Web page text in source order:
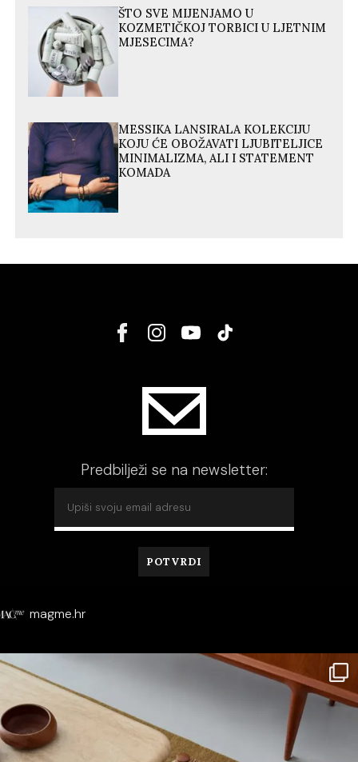
ŠTO SVE MIJENJAMO U
KOZMETIČKOJ TORBICI U LJETNIM
MJESECIMA?
MESSIKA LANSIRALA KOLEKCIJU
KOJU ĆE OBOŽAVATI LJUBITELJICE
MINIMALIZMA, ALI I STATEMENT
KOMADA
Predbilježi se na newsletter:
magme.hr